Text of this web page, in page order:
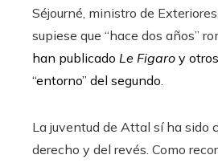
Séjourné, ministro de
supiese que “hace dos años”
han publicado Le Figaro y
“entorno” del segundo.
La juventud de Attal sí ha sido
derecho y del revés. Como